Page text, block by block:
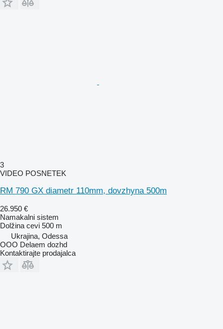
3
VIDEO POSNETEK
RM 790 GX diametr 110mm, dovzhyna 500m
26.950 €
Namakalni sistem
Dolžina cevi 500 m
Ukrajina, Odessa
OOO Delaem dozhd
Kontaktirajte prodajalca